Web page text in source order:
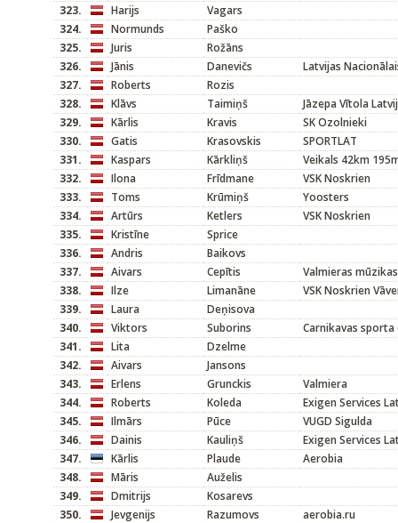
323. Harijs
Vagars
324.
Normunds
Paško
325.
Juris
Rožāns
326.
Jānis Danevičs
Latvijas
327.
Roberts
Rozis
328.
Klāvs Taimiņš
Jāzepa Vītola
329.
Kārlis Kravis
SK Ozolnieki
330.
Gatis Krasovskis
SPORTLAT
331.
Kaspars Kārkliņš
Veikals 42km
332.
Ilona Frīdmane
VSK Noskrien
333.
Toms Krūmiņš
Yoosters
334.
Artūrs Ketlers
VSK Noskrien
335.
Kristīne
Sprice
336.
Andris
Baikovs
337.
Aivars Cepītis
Valmieras
338.
Ilze Limanāne
VSK Noskrien
339.
Laura
Deņisova
340.
Viktors Suborins
Carnikavas sporta
341.
Lita
Dzelme
342.
Aivars
Jansons
343.
Erlens Grunckis
Valmiera
344.
Roberts Koleda
Exigen Services
345.
Ilmārs Pūce
VUGD Sigulda
346.
Dainis Kauliņš
Exigen Services
347.
Kārlis Plaude
Aerobia
348.
Māris
Auželis
349.
Dmitrijs
Kosarevs
350.
Jevgenijs Razumovs
aerobia.ru